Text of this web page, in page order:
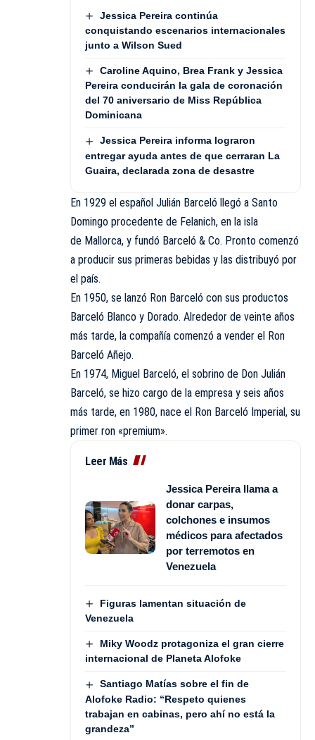
Jessica Pereira continúa
conquistando escenarios internacionales
junto a Wilson Sued
Caroline Aquino, Brea Frank y Jessica
Pereira conducirán la gala de coronación
del 70 aniversario de Miss República
Dominicana
Jessica Pereira informa lograron
entregar ayuda antes de que cerraran La
Guaira, declarada zona de desastre
En 1929 el español Julián Barceló llegó a Santo
Domingo procedente de Felanich, en la isla
de Mallorca, y fundó Barceló & Co. Pronto comenzó
a producir sus primeras bebidas y las distribuyó por
el país.
En 1950, se lanzó Ron Barceló con sus productos
Barceló Blanco y Dorado. Alrededor de veinte años
más tarde, la compañía comenzó a vender el Ron
Barceló Añejo.
En 1974, Miguel Barceló, el sobrino de Don Julián
Barceló, se hizo cargo de la empresa y seis años
más tarde, en 1980, nace el Ron Barceló Imperial, su
primer ron «premium».
Leer Más
Jessica Pereira llama a
donar carpas,
colchones e insumos
médicos para afectados
por terremotos en
Venezuela
Figuras lamentan situación de
Venezuela
Miky Woodz protagoniza el gran cierre
internacional de Planeta Alofoke
Santiago Matías sobre el fin de
Alofoke Radio: “Respeto quienes
trabajan en cabinas, pero ahí no está la
grandeza”